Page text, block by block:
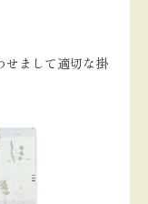
せまして適切な掛